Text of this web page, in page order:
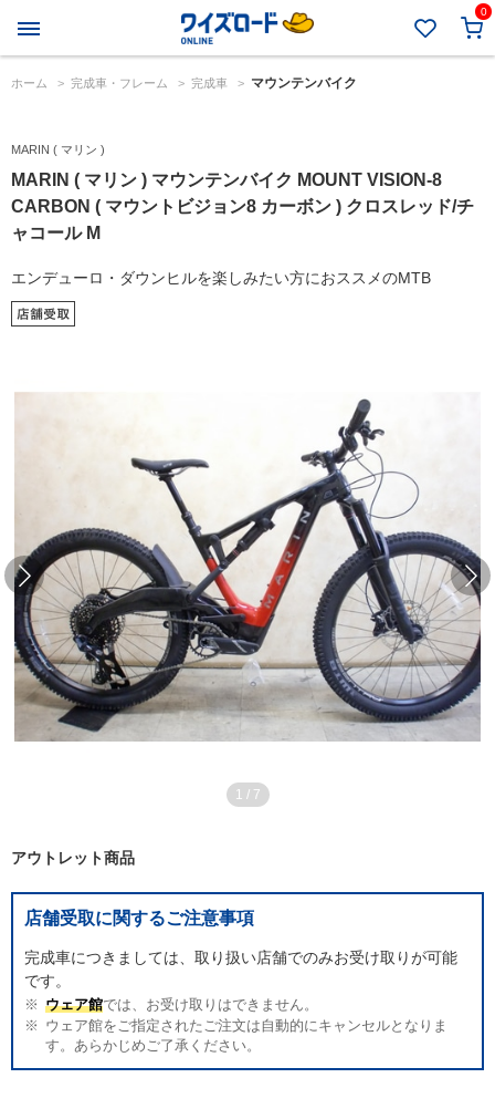
0
ホーム > 完成車・フレーム > 完成車 > マウンテンバイク
MARIN ( マリン )
MARIN ( マリン ) マウンテンバイク MOUNT VISION-8
CARBON ( マウントビジョン8 カーボン ) クロスレッド/チ
ャコール M
エンデューロ・ダウンヒルを楽しみたい方におススメのMTB
1 / 7
アウトレット商品
店舗受取に関するご注意事項
完成車につきましては、取り扱い店舗でのみお受け取りが可能
です。
ウェア館では、お受け取りはできません。
ウェア館をご指定されたご注文は自動的にキャンセルとなりま
す。あらかじめご了承ください。